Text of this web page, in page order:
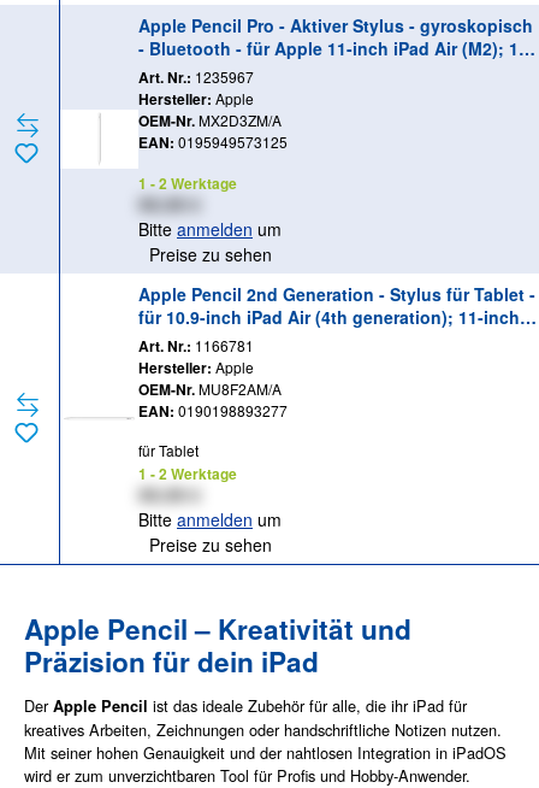
Apple Pencil Pro - Aktiver Stylus - gyroskopisch
- Bluetooth - für Apple 11-inch iPad Air (M2); 11-
inch iPad Pro (M4); 13-inch iPad Air (M2); 13-inc
h iPad Pro (M4); iPad mini (A17 Pro)
Art. Nr.: 1235967
Hersteller: Apple
OEM-Nr.MX2D3ZM/A
EAN: 0195949573125
1 - 2 Werktage
Bitte anmelden um
Preise zu sehen
Apple Pencil 2nd Generation - Stylus für Tablet -
für 10.9-inch iPad Air (4th generation); 11-inch i
Pad Pro (1st generation, 2nd generation, 3rd ge
neration); 12.9-inch iPad Pro (3rd generation, 4t
h generation, 5th generation)
Art. Nr.: 1166781
Hersteller: Apple
OEM-Nr.MU8F2AM/A
EAN: 0190198893277
für Tablet
1 - 2 Werktage
XX,XX €
Bitte anmelden um
Preise zu sehen
Apple Pencil – Kreativität und
Präzision für dein iPad
DerApple Pencil ist das ideale Zubehör für alle, die ihr iPad für
kreatives Arbeiten, Zeichnungen oder handschriftliche Notizen nutzen.
Mit seiner hohen Genauigkeit und der nahtlosen Integration in iPadOS
wird er zum unverzichtbaren Tool für Profis und Hobby-Anwender.